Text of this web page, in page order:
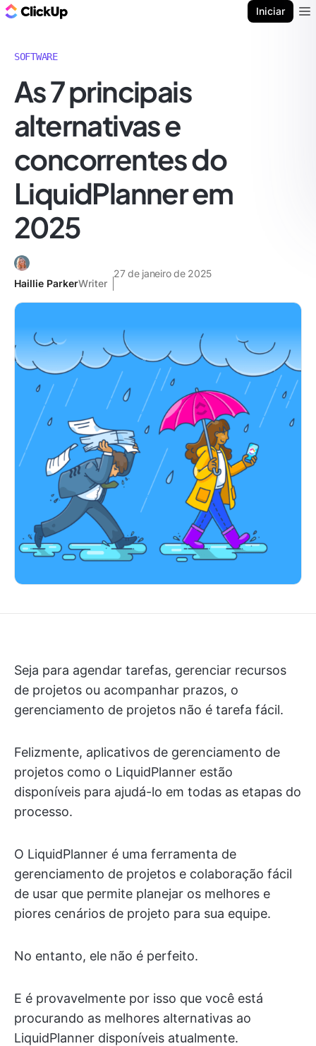
Iniciar
SOFTWARE
As 7 principais
alternativas e
concorrentes do
LiquidPlanner em
2025
Haillie ParkerWriter
27 de janeiro de 2025
Seja para agendar tarefas, gerenciar recursos
de projetos ou acompanhar prazos, o
gerenciamento de projetos não é tarefa fácil.
Felizmente, aplicativos de gerenciamento de
projetos como o LiquidPlanner estão
disponíveis para ajudá-lo em todas as etapas do
processo.
O LiquidPlanner é uma ferramenta de
gerenciamento de projetos e colaboração fácil
de usar que permite planejar os melhores e
piores cenários de projeto para sua equipe.
No entanto, ele não é perfeito.
E é provavelmente por isso que você está
procurando as melhores alternativas ao
LiquidPlanner disponíveis atualmente.